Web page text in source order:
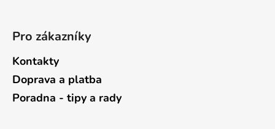
Pro zákazníky
Kontakty
Doprava a platba
Poradna - tipy a rady